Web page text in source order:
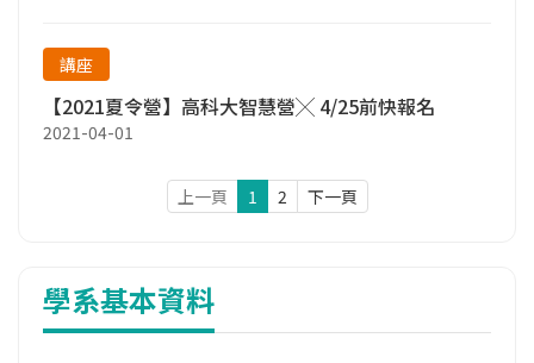
講座
【2021夏令營】高科大智慧營╳ 4/25前快報名
2021-04-01
上一頁 1 2 下一頁
學系基本資料